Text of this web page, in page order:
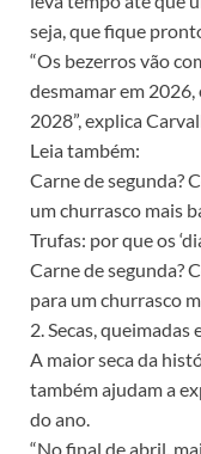
seja, que fique
“Os bezerros vão
desmamar em
2028”, explica
Leia também:
Carne de segunda?
um churrasco mais
Trufas: por que os
Carne de segunda?
para um churrasco
2. Secas,
A maior seca da
também ajudam a
do ano.
“No final de abril,